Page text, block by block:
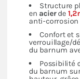
Structure
en acierde
anti-corrosion
Confort et
verrouillage/
du barnum
Possibilité
du barnum